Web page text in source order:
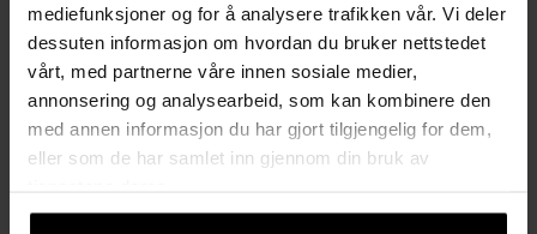
mediefunksjoner og for å analysere trafikken vår. Vi deler
dessuten informasjon om hvordan du bruker nettstedet
vårt, med partnerne våre innen sosiale medier,
annonsering og analysearbeid, som kan kombinere den
med annen informasjon du har gjort tilgjengelig for dem,
eller som de har samlet inn gjennom din bruk av
Farge: flerfarget
Antall deler: 26 stk
Materiale: PP, PE + papir
Brettmål: 26,5 x 19,5 cm
Vekt med emballasje: 0,4 kg